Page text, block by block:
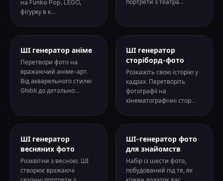
на Funko Pop, LEGO,
фігурку в к...
портрети з театра...
ШІ генератор аніме
Перетвори фото на
вражаючий аніме-арт.
Від акварельного стилю
Ghibli до детально...
ШІ генератор
сторіборд-фото
Розкажіть свою історію у
кадрах. Перетворіть
фотографії на
кінематографічні стор...
ШІ генератор
весняних фото
Розквітни з весною. ШІ
створює вражаючі
ШІ-генератор фото
для знайомств
Набір із шести фото,
побудований під те, як